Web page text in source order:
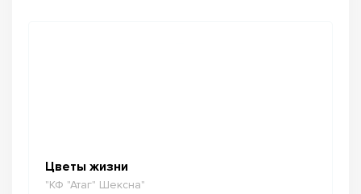
Цветы жизни
"КФ "Атаг" Шексна"